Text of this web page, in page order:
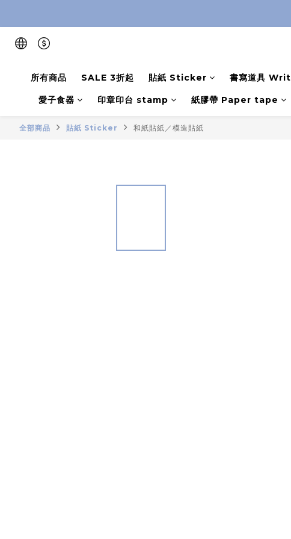
所有商品 SALE 3折起 貼紙 Sticker 書寫道具
愛子食器 印章印台 stamp 紙膠帶 Paper tape
全部商品 貼紙 Sticker 和紙貼紙／模造貼紙